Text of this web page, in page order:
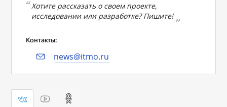
Хотите рассказать о своем проекте,
исследовании или разработке? Пишите!
Контакты:
news@itmo.ru